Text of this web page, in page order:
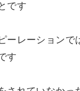
です
ーレーション
す